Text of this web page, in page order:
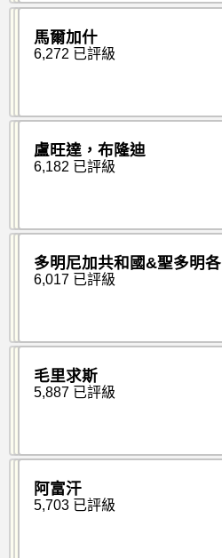
馬爾加什
6,272 已評級
盧旺達，布隆迪
6,182 已評級
多明尼加共和國&聖多明各
6,017 已評級
毛里求斯
5,887 已評級
阿富汗
5,703 已評級